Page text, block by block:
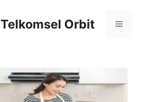
Telkomsel Orbit